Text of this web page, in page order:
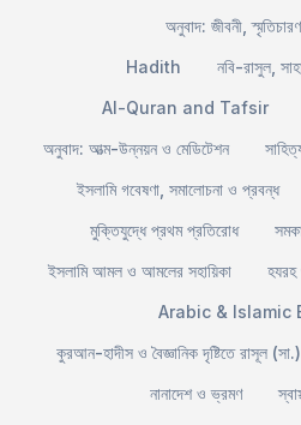
অনুবাদ: জীবনী,
Hadith
নবি-রাসুল,
Al-Quran and Tafsir
অনুবাদ: আত্ম-উন্নয়ন ও মেডিটেশন
ইসলামি গবেষণা, সমালোচনা ও প্রবন্ধ
মুক্তিযুদ্ধে প্রথম প্রতিরোধ
ইসলামি আমল ও আমলের সহায়িকা
হযরহ
Arabic & Islamic
কুরআন-হাদীস ও বৈজ্ঞানিক দৃষ্টিতে রাসূল
নানাদেশ ও ভ্রমণ